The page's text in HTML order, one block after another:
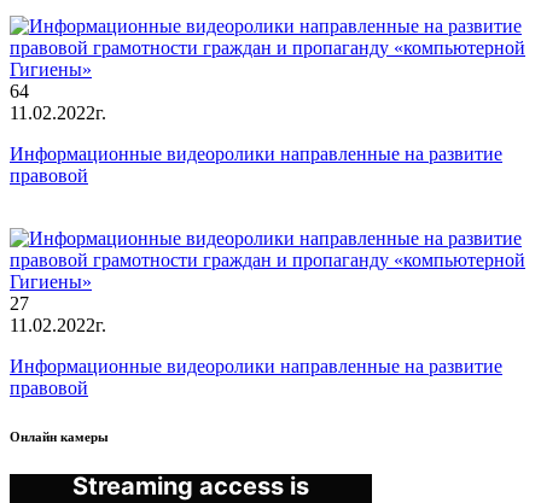
64
11.02.2022г.
Информационные видеоролики направленные на развитие
правовой
27
11.02.2022г.
Информационные видеоролики направленные на развитие
правовой
Онлайн камеры